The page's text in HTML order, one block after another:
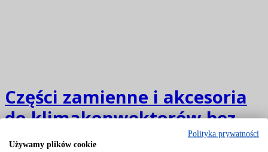
Części zamienne i akcesoria
do klimakonwektorów bez
obudowy YLIV i YLIV/AF YORK
Polityka prywatności
Używamy plików cookie